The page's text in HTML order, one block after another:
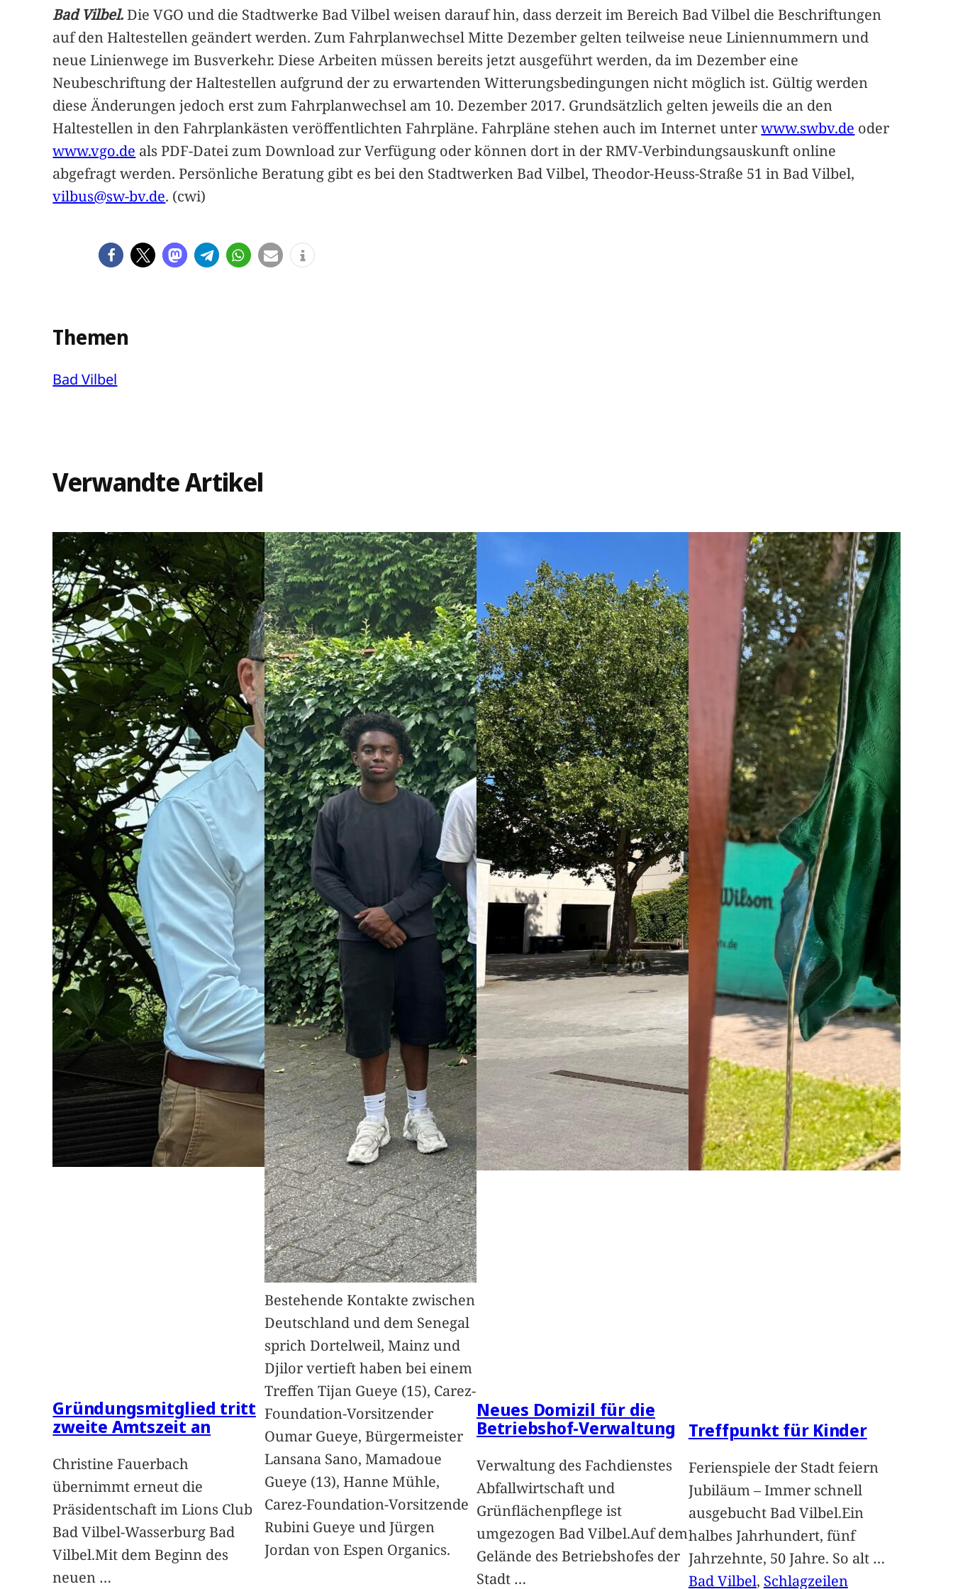
Bad Vilbel.Die VGO und die Stadtwerke Bad Vilbel weisen darauf hin, dass derzeit im Bereich Bad Vilbel die Beschriftungen
auf den Haltestellen geändert werden. Zum Fahrplanwechsel Mitte Dezember gelten teilweise neue Liniennummern und
neue Linienwege im Busverkehr. Diese Arbeiten müssen bereits jetzt ausgeführt werden, da im Dezember eine
Neubeschriftung der Haltestellen aufgrund der zu erwartenden Witterungsbedingungen nicht möglich ist. Gültig werden
diese Änderungen jedoch erst zum Fahrplanwechsel am 10. Dezember 2017. Grundsätzlich gelten jeweils die an den
Haltestellen in den Fahrplankästen veröffentlichten Fahrpläne. Fahrpläne stehen auch im Internet unterwww.swbv.de oder
www.vgo.de als PDF-Datei zum Download zur Verfügung oder können dort in der RMV-Verbindungsauskunft online
abgefragt werden. Persönliche Beratung gibt es bei den Stadtwerken Bad Vilbel, Theodor-Heuss-Straße 51 in Bad Vilbel,
vilbus@sw-bv.de. (cwi)
Themen
Bad Vilbel
Verwandte Artikel
Gründungsmitglied tritt
zweite Amtszeit an
Christine Fauerbach
übernimmt erneut die
Präsidentschaft im Lions Club
Bad Vilbel-Wasserburg Bad
Vilbel.Mit dem Beginn des
neuen …
Bestehende Kontakte zwischen
Deutschland und dem Senegal
sprich Dortelweil, Mainz und
Djilor vertieft haben bei einem
Treffen Tijan Gueye (15), Carez-
Foundation-Vorsitzender
Oumar Gueye, Bürgermeister
Lansana Sano, Mamadoue
Gueye (13), Hanne Mühle,
Carez-Foundation-Vorsitzende
Rubini Gueye und Jürgen
Jordan von Espen Organics.
Neues Domizil für die
Betriebshof-Verwaltung
Verwaltung des Fachdienstes
Abfallwirtschaft und
Grünflächenpflege ist
umgezogen Bad Vilbel.Auf dem
Gelände des Betriebshofes der
Stadt …
Treffpunkt für Kinder
Ferienspiele der Stadt feiern
Jubiläum – Immer schnell
ausgebucht Bad Vilbel.Ein
halbes Jahrhundert, fünf
Jahrzehnte, 50 Jahre. So alt …
Bad Vilbel, Schlagzeilen